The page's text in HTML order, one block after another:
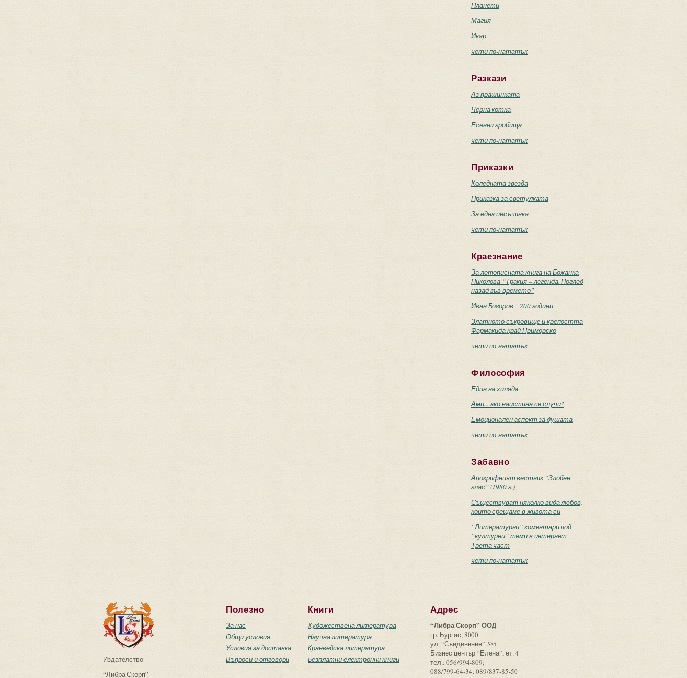
Планети
Магия
Икар
чети по-нататък
Разкази
Аз прашинката
Черна котка
Есенни гробища
чети по-нататък
Приказки
Коледната звезда
Приказка за светулката
За една песъчинка
чети по-нататък
Краезнание
За летописната книга на Божанка
Николова “Тракия – легенда. Поглед
назад във времето”
Иван Богоров – 200 години
Златното съкровище и крепостта
Фармакида край Приморско
чети по-нататък
Философия
Един на хиляда
Ами... ако наистина се случи?
Емоционален аспект за душата
чети по-нататък
Забавно
Апокрифният вестник “Злобен
глас” (1980 г.)
Съществуват няколко вида любов,
които срещаме в живота си
“Литературни” коментари под
“културни” теми в интернет –
Трета част
чети по-нататък
Издателство
“Либра Скорп”
Полезно
За нас
Общи условия
Условия за доставка
Въпроси и отговори
Книги
Художествена литература
Научна литература
Краеведска литература
Безплатни електронни книги
Адрес
“Либра Скорп” ООД
гр. Бургас, 8000
ул. “Съединение” №5
Бизнес център “Елена”, ет. 4
тел.: 056/994-809;
088/799-64-34; 089/837-85-50